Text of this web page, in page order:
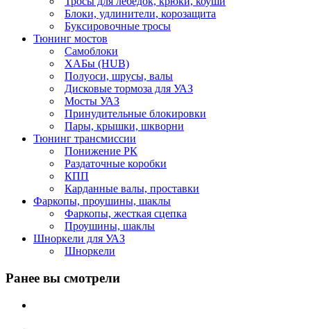
Блоки, удлинители, корозащита
Буксировочные тросы
Тюнинг мостов
Самоблоки
ХАБы (HUB)
Полуоси, шрусы, валы
Дисковые тормоза для УАЗ
Мосты УАЗ
Принудительные блокировки
Пары, крышки, шкворни
Тюнинг трансмиссии
Понижение РК
Раздаточные коробки
КПП
Карданные валы, проставки
Фаркопы, проушины, шаклы
Фаркопы, жесткая сцепка
Проушины, шаклы
Шноркели для УАЗ
Шноркели
Ранее вы смотрели